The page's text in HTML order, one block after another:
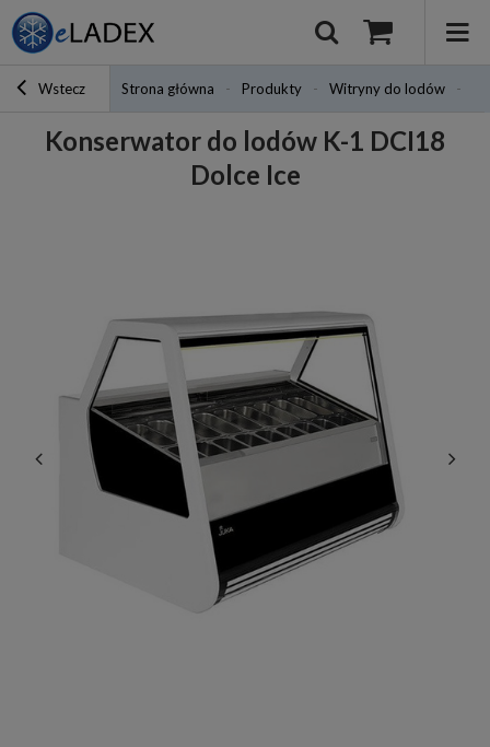
Wstecz Strona główna Produkty Witryny do lodów
Konserwator do lodów K-1 DCI18
Dolce Ice